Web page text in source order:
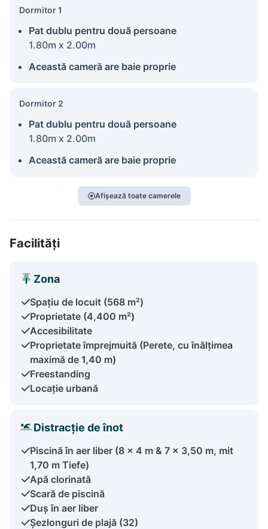
Dormitor 1
Pat dublu pentru două persoane
1.80m x 2.00m
Această cameră are baie proprie
Dormitor 2
Pat dublu pentru două persoane
1.80m x 2.00m
Această cameră are baie proprie
Afișează toate camerele
Facilități
Zona
Spațiu de locuit (568 m²)
Proprietate (4,400 m²)
Accesibilitate
Proprietate împrejmuită (Perete, cu înălțimea
maximă de 1,40 m)
Freestanding
Locație urbană
Distracție de înot
Piscină în aer liber (8 x 4 m & 7 x 3,50 m, mit
1,70 m Tiefe)
Apă clorinată
Scară de piscină
Duș în aer liber
Șezlonguri de plajă (32)